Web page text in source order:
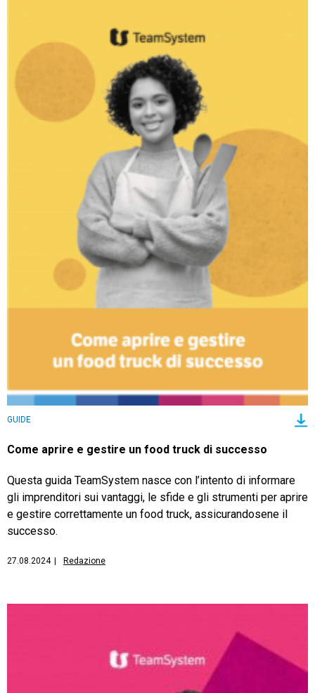
GUIDE
Come aprire e gestire un food truck di successo
Questa guida TeamSystem nasce con l’intento di informare
gli imprenditori sui vantaggi, le sfide e gli strumenti per aprire
e gestire correttamente un food truck, assicurandosene il
successo.
27.08.2024 Redazione